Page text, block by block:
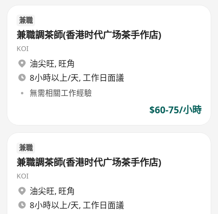
兼職
兼職調茶師(香港时代广场茶手作店)
KOI
油尖旺, 旺角
8小時以上/天, 工作日面議
無需相關工作經驗
$60-75/小時
兼職
兼職調茶師(香港时代广场茶手作店)
KOI
油尖旺, 旺角
8小時以上/天, 工作日面議